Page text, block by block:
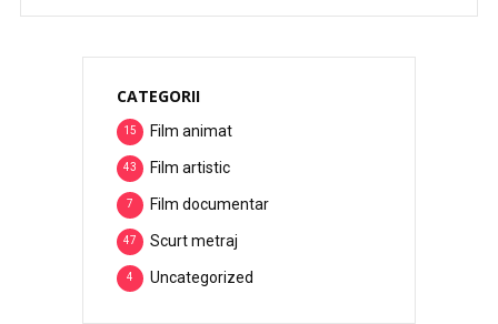
CATEGORII
Film animat
15
Film artistic
43
Film documentar
7
Scurt metraj
47
Uncategorized
4